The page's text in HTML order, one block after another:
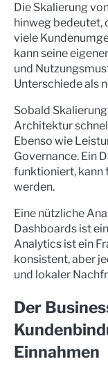
Die Skalierung
hinweg bedeutet,
viele
kann seine
und
Unterschiede als
Sobald
Architektur
Ebenso wie
Governance. Ein
funktioniert, kann
werden.
Eine nützliche
Dashboards ist
Analytics ist ein
konsistent, aber
und lokaler
Der
Einnahmen